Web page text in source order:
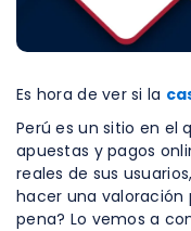
Es hora de ver si la
Perú es un sitio en el
apuestas y pagos
reales de sus
hacer una valoración
pena? Lo vemos a